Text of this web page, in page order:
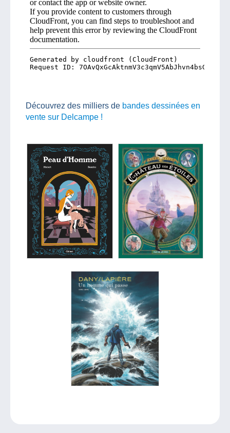
Découvrez des milliers de bandes dessinées en
vente sur Delcampe !